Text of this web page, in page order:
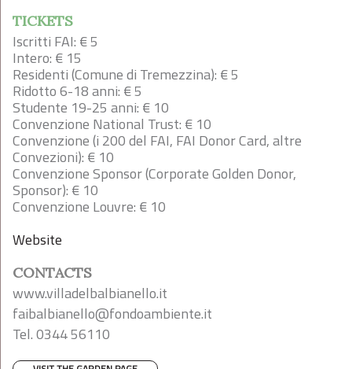
TICKETS
Iscritti FAI: € 5
Intero: € 15
Residenti (Comune di Tremezzina): € 5
Ridotto 6-18 anni: € 5
Studente 19-25 anni: € 10
Convenzione National Trust: € 10
Convenzione (i 200 del FAI, FAI Donor Card, altre
Convezioni): € 10
Convenzione Sponsor (Corporate Golden Donor,
Sponsor): € 10
Convenzione Louvre: € 10
Website
CONTACTS
www.villadelbalbianello.it
faibalbianello@fondoambiente.it
Tel. 0344 56110